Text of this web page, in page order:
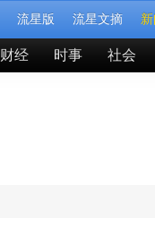
流星版 流星文摘
财经 时事 社会